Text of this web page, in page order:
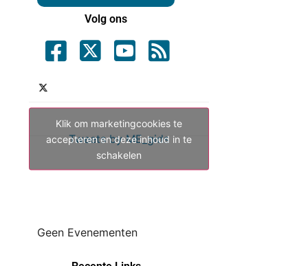
Volg ons
Tweets by ME_gids
Klik om marketingcookies te
accepteren en deze inhoud in te
schakelen
Geen Evenementen